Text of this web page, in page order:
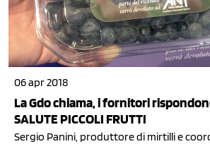
06 apr 2018
La Gdo chiama, i fornitori
SALUTE PICCOLI FRUTTI
Sergio Panini, produttore di mirtilli e